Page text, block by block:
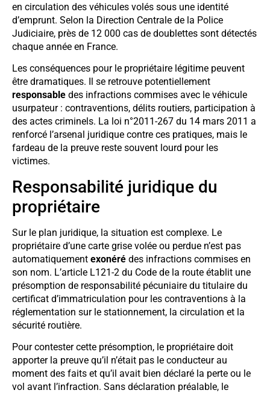
en circulation des véhicules volés sous une identité
d’emprunt. Selon la Direction Centrale de la Police
Judiciaire, près de 12 000 cas de doublettes sont détectés
chaque année en France.
Les conséquences pour le propriétaire légitime peuvent
être dramatiques. Il se retrouve potentiellement
responsable des infractions commises avec le véhicule
usurpateur : contraventions, délits routiers, participation à
des actes criminels. La loi n°2011-267 du 14 mars 2011 a
renforcé l’arsenal juridique contre ces pratiques, mais le
fardeau de la preuve reste souvent lourd pour les
victimes.
Responsabilité juridique du
propriétaire
Sur le plan juridique, la situation est complexe. Le
propriétaire d’une carte grise volée ou perdue n’est pas
automatiquement exonéré des infractions commises en
son nom. L’article L121-2 du Code de la route établit une
présomption de responsabilité pécuniaire du titulaire du
certificat d’immatriculation pour les contraventions à la
réglementation sur le stationnement, la circulation et la
sécurité routière.
Pour contester cette présomption, le propriétaire doit
apporter la preuve qu’il n’était pas le conducteur au
moment des faits et qu’il avait bien déclaré la perte ou le
vol avant l’infraction. Sans déclaration préalable, le